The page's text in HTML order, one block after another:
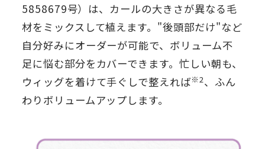
5858679号）は、カールの大きさが異なる毛
材をミックスして植えます。"後頭部だけ"など
自分好みにオーダーが可能で、ボリューム不
足に悩む部分をカバーできます。忙しい朝も、
ウィッグを着けて手ぐしで整えれば※2、ふん
わりボリュームアップします。